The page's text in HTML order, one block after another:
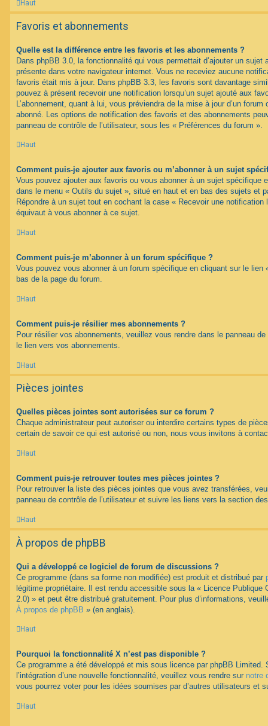
Haut
Favoris et abonnements
Quelle est la différence entre les favoris et les abonnements ?
Dans phpBB 3.0, la fonctionnalité qui vous permettait d’ajouter un
présente dans votre navigateur internet. Vous ne receviez aucune
favoris était mis à jour. Dans phpBB 3.3, les favoris sont davantage
pouvez à présent recevoir une notification lorsqu’un sujet ajouté aux
L’abonnement, quant à lui, vous préviendra de la mise à jour d’un forum
abonné. Les options de notification des favoris et des abonnements
panneau de contrôle de l’utilisateur, sous les « Préférences du forum ».
Haut
Comment puis-je ajouter aux favoris ou m’abonner à un sujet
Vous pouvez ajouter aux favoris ou vous abonner à un sujet spécifique
dans le menu « Outils du sujet », situé en haut et en bas des sujets et
Répondre à un sujet tout en cochant la case « Recevoir une notification
équivaut à vous abonner à ce sujet.
Haut
Comment puis-je m’abonner à un forum spécifique ?
Vous pouvez vous abonner à un forum spécifique en cliquant sur le lien
bas de la page du forum.
Haut
Comment puis-je résilier mes abonnements ?
Pour résilier vos abonnements, veuillez vous rendre dans le panneau
le lien vers vos abonnements.
Haut
Pièces jointes
Quelles pièces jointes sont autorisées sur ce forum ?
Chaque administrateur peut autoriser ou interdire certains types de
certain de savoir ce qui est autorisé ou non, nous vous invitons à
Haut
Comment puis-je retrouver toutes mes pièces jointes ?
Pour retrouver la liste des pièces jointes que vous avez transférées,
panneau de contrôle de l’utilisateur et suivre les liens vers la section
Haut
À propos de phpBB
Qui a développé ce logiciel de forum de discussions ?
Ce programme (dans sa forme non modifiée) est produit et distribué par
légitime propriétaire. Il est rendu accessible sous la « Licence Publique
2.0) » et peut être distribué gratuitement. Pour plus d’informations,
À propos de phpBB » (en anglais).
Haut
Pourquoi la fonctionnalité X n’est pas disponible ?
Ce programme a été développé et mis sous licence par phpBB Limited.
l’intégration d’une nouvelle fonctionnalité, veuillez vous rendre sur notre
vous pourrez voter pour les idées soumises par d’autres utilisateurs et
Haut